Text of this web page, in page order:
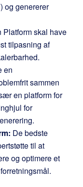
og genererer
Platform skal have
tilpasning af
en
sammen
en platform for
for
De bedste
til at
og optimere et